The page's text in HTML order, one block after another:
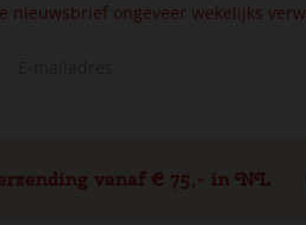
nieuwsbrief ongeveer wekelijks
vanaf € 75,- in NL